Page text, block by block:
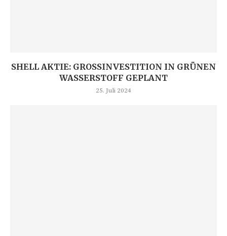
SHELL AKTIE: GROSSINVESTITION IN GRÜNEN W
ASSERSTOFF GEPLANT
25. Juli 2024